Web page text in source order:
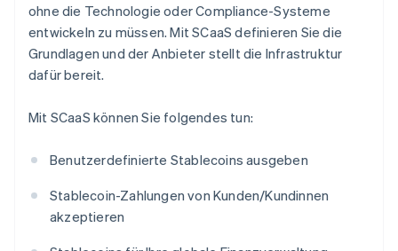
ohne die Technologie oder Compliance-Systeme
entwickeln zu müssen. Mit SCaaS definieren Sie die
Grundlagen und der Anbieter stellt die Infrastruktur
dafür bereit.
Mit SCaaS können Sie folgendes tun:
Benutzerdefinierte Stablecoins ausgeben
Stablecoin-Zahlungen von Kunden/Kundinnen
akzeptieren